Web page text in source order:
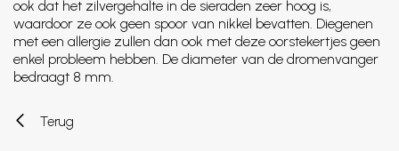
ook dat het zilvergehalte in de sieraden zeer hoog is,
waardoor ze ook geen spoor van nikkel bevatten. Diegenen
met een allergie zullen dan ook met deze oorstekertjes geen
enkel probleem hebben. De diameter van de dromenvanger
bedraagt 8 mm.
Terug